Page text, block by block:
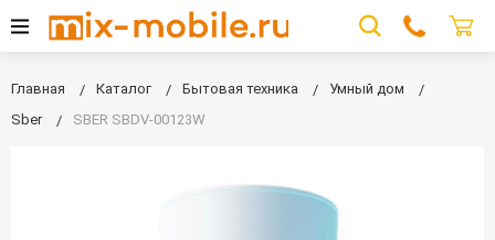
Главная Каталог Бытовая техника
Умный дом
Sber
SBER SBDV-00123W